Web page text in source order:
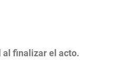
al finalizar el acto.